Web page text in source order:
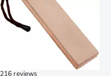
216 reviews